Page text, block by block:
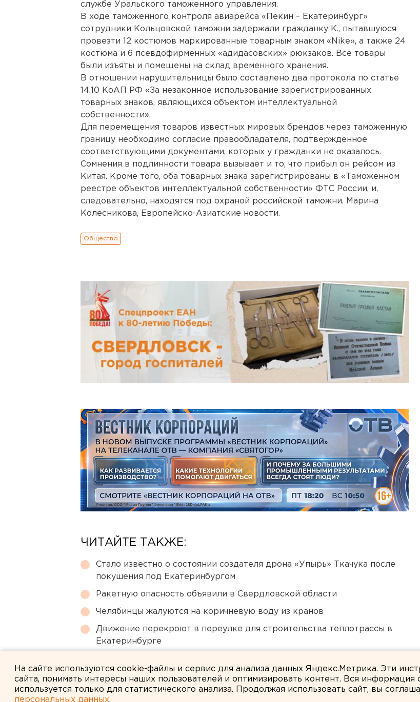
службе Уральского таможенного управления.
В ходе таможенного контроля авиарейса «Пекин – Екатеринбург»
сотрудники Кольцовской таможни задержали гражданку К., пытавшуюся
провезти 12 костюмов маркированные товарным знаком «Nike», а также 24
костюма и 6 псевдофирменных «адидасовских» рюкзаков. Все товары
были изъяты и помещены на склад временного хранения.
В отношении нарушительницы было составлено два протокола по статье
14.10 КоАП РФ «За незаконное использование зарегистрированных
товарных знаков, являющихся объектом интеллектуальной
собственности».
Для перемещения товаров известных мировых брендов через таможенную
границу необходимо согласие правообладателя, подтвержденное
соответствующими документами, которых у гражданки не оказалось.
Сомнения в подлинности товара вызывает и то, что прибыл он рейсом из
Китая. Кроме того, оба товарных знака зарегистрированы в «Таможенном
реестре объектов интеллектуальной собственности» ФТС России, и,
следовательно, находятся под охраной российской таможни. Марина
Колесникова, Европейско-Азиатские новости.
Общество
ЧИТАЙТЕ ТАКЖЕ:
Стало известно о состоянии создателя дрона «Упырь» Ткачука после
покушения под Екатеринбургом
Ракетную опасность объявили в Свердловской области
Челябинцы жалуются на коричневую воду из кранов
Движение перекроют в переулке для строительства теплотрассы в
Екатеринбурге
На сайте используются cookie-файлы и сервис для анализа данных Яндекс.Метрика. Эти
сайта, понимать интересы наших пользователей и оптимизировать контент. Вся информация
используется только для статистического анализа. Продолжая использовать сайт, вы
персональных данных.